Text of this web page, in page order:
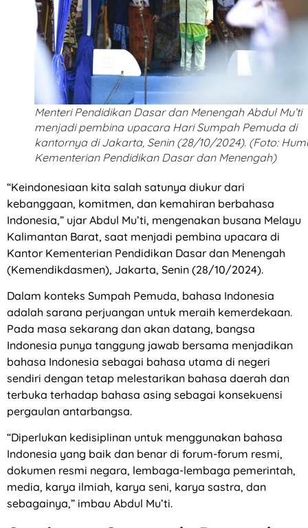
Menteri Pendidikan Dasar dan Menengah Abdul Mu’ti
menjadi pembina upacara Hari Sumpah Pemuda di
kantornya di Jakarta, Senin (28/10/2024). (Foto:
Kementerian Pendidikan Dasar dan Menengah)
“Keindonesiaan kita salah satunya diukur dari
kebanggaan, komitmen, dan kemahiran berbahasa
Indonesia,” ujar Abdul Mu’ti, mengenakan busana Melayu
Kalimantan Barat, saat menjadi pembina upacara di
Kantor Kementerian Pendidikan Dasar dan Menengah
(Kemendikdasmen), Jakarta, Senin (28/10/2024).
Dalam konteks Sumpah Pemuda, bahasa Indonesia
adalah sarana perjuangan untuk meraih kemerdekaan.
Pada masa sekarang dan akan datang, bangsa
Indonesia punya tanggung jawab bersama menjadikan
bahasa Indonesia sebagai bahasa utama di negeri
sendiri dengan tetap melestarikan bahasa daerah dan
terbuka terhadap bahasa asing sebagai konsekuensi
pergaulan antarbangsa.
“Diperlukan kedisiplinan untuk menggunakan bahasa
Indonesia yang baik dan benar di forum-forum resmi,
dokumen resmi negara, lembaga-lembaga pemerintah,
media, karya ilmiah, karya seni, karya sastra, dan
sebagainya,” imbau Abdul Mu’ti.